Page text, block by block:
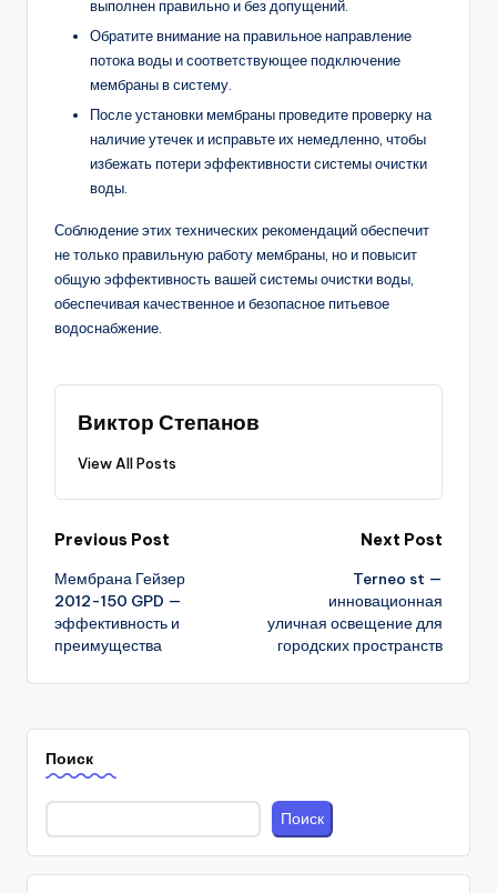
выполнен правильно и без допущений.
Обратите внимание на правильное направление
потока воды и соответствующее подключение
мембраны в систему.
После установки мембраны проведите проверку на
наличие утечек и исправьте их немедленно, чтобы
избежать потери эффективности системы очистки
воды.
Соблюдение этих технических рекомендаций обеспечит
не только правильную работу мембраны, но и повысит
общую эффективность вашей системы очистки воды,
обеспечивая качественное и безопасное питьевое
водоснабжение.
Виктор Степанов
View All Posts
Post
navigation
Previous Post
Мембрана Гейзер
2012-150 GPD —
эффективность и
преимущества
Next Post
Terneo st —
инновационная
уличная освещение для
городских пространств
Поиск
Поиск